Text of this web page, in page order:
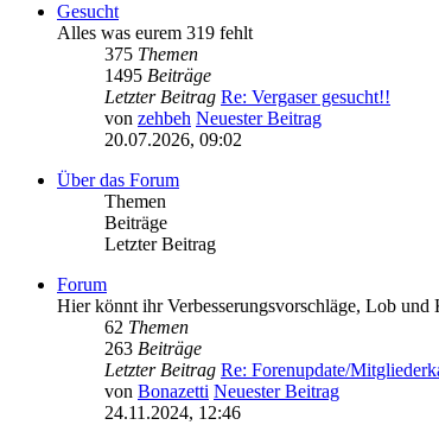
Gesucht
Alles was eurem 319 fehlt
375 Themen
1495 Beiträge
Letzter Beitrag Re: Vergaser gesucht!!
von zehbeh Neuester Beitrag
20.07.2026, 09:02
Über das Forum
Themen
Beiträge
Letzter Beitrag
Forum
Hier könnt ihr Verbesserungsvorschläge, Lob
62 Themen
263 Beiträge
Letzter Beitrag Re: Forenupdate/
von Bonazetti Neuester Beitrag
24.11.2024, 12:46